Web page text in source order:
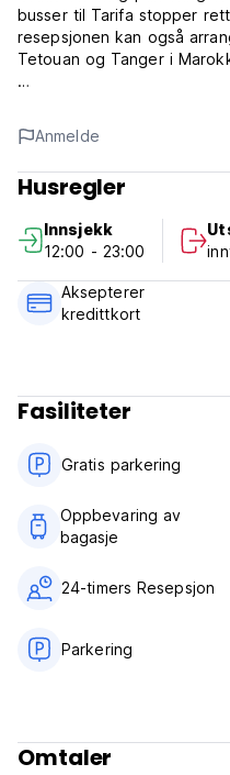
busser til Tarifa stopper
resepsjonen kan også
Tetouan og Tanger i
Innsjekking kl. 12.00
Utsjekking kl 12.00
Avbestillingsregler 2 dager
Kontanter, Visa, Mastercad
ankomst
Frokost er ikke inkludert
language)
Anmelde
Husregler
Innsjekk
12:00 - 23:00
Aksepterer
kredittkort
Fasiliteter
Gratis parkering
Oppbevaring av
bagasje
24-timers Resepsjon
Parkering
Omtaler